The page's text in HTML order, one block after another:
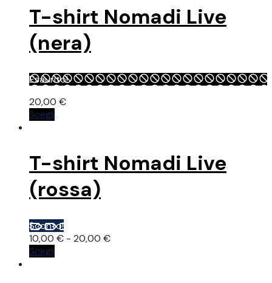
varianti.
Le
opzioni
possono
scelte
pagina
del
T-shirt Nomadi Live
(nera)
Esaurito!
20,00 €
Scegli
varianti.
Le
opzioni
possono
scelte
nella
pagina
T-shirt Nomadi Live
(rossa)
Sconto!
10,00 € - 20,00 €Fascia
Scegli